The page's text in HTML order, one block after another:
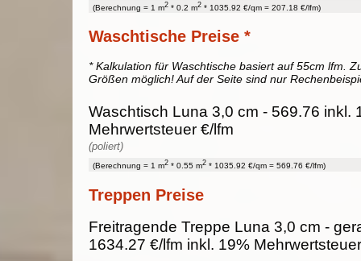
(Berechnung = 1 m2 * 0.2 m2 * 1035.92 €/qm = 207.18 €/lfm)
Waschtische Preise *
* Kalkulation für Waschtische basiert auf 55cm lfm.
Größen möglich! Auf der Seite sind nur
Waschtisch Luna 3,0 cm - 569.76 inkl.
Mehrwertsteuer €/lfm
(poliert)
(Berechnung = 1 m2 * 0.55 m2 * 1035.92 €/qm = 569.76 €/lfm)
Treppen Preise
Freitragende Treppe Luna 3,0 cm -
1634.27 €/lfm inkl. 19% Mehrwertsteuer